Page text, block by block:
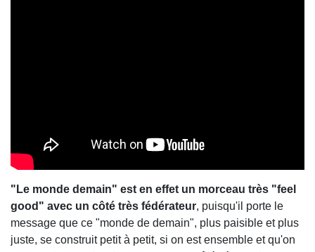
"Le monde demain" est en effet un morceau très "feel
good" avec un côté très fédérateur, puisqu'il porte le
message que ce "monde de demain", plus paisible et plus
juste, se construit petit à petit, si on est ensemble et qu'on